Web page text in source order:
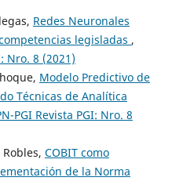
Redes Neuronales
legisladas ,
Nro. 8 (2021)
Modelo Predictivo de
Técnicas de Analítica
PGI Revista PGI: Nro. 8
COBIT como
de la Norma